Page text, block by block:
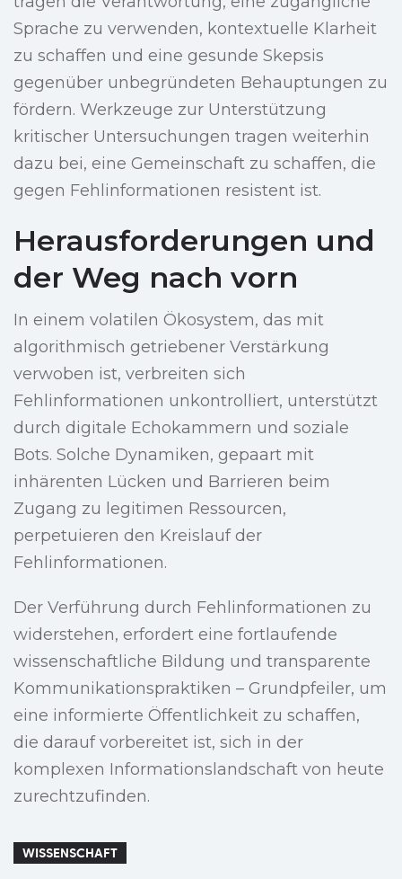
Sprache zu verwenden, kontextuelle Klarheit
zu schaffen und eine gesunde Skepsis
gegenüber unbegründeten Behauptungen zu
fördern. Werkzeuge zur Unterstützung
kritischer Untersuchungen tragen weiterhin
dazu bei, eine Gemeinschaft zu schaffen, die
gegen Fehlinformationen resistent ist.
Herausforderungen und
der Weg nach vorn
In einem volatilen Ökosystem, das mit
algorithmisch getriebener Verstärkung
verwoben ist, verbreiten sich
Fehlinformationen unkontrolliert, unterstützt
durch digitale Echokammern und soziale
Bots. Solche Dynamiken, gepaart mit
inhärenten Lücken und Barrieren beim
Zugang zu legitimen Ressourcen,
perpetuieren den Kreislauf der
Fehlinformationen.
Der Verführung durch Fehlinformationen zu
widerstehen, erfordert eine fortlaufende
wissenschaftliche Bildung und transparente
Kommunikationspraktiken – Grundpfeiler, um
eine informierte Öffentlichkeit zu schaffen,
die darauf vorbereitet ist, sich in der
komplexen Informationslandschaft von heute
zurechtzufinden.
WISSENSCHAFT